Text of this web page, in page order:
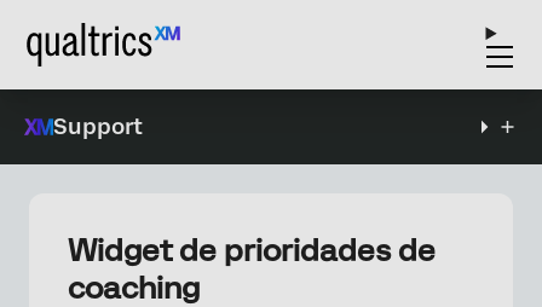
Support
Widget de prioridades de
coaching